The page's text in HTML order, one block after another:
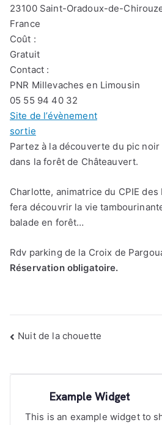
23100 Saint-Oradoux-de-
France
Coût :
Gratuit
Contact :
PNR Millevaches en Limousin
05 55 94 40 32
Site de l’évènement
sortie
Partez à la découverte du pic noir
dans la forêt de Châteauvert.
Charlotte, animatrice du CPIE
fera découvrir la vie
balade en forêt…
Rdv parking de la Croix de
Réservation obligatoire.
Navigation
Nuit de la chouette
Example Widget
This is an example widget to